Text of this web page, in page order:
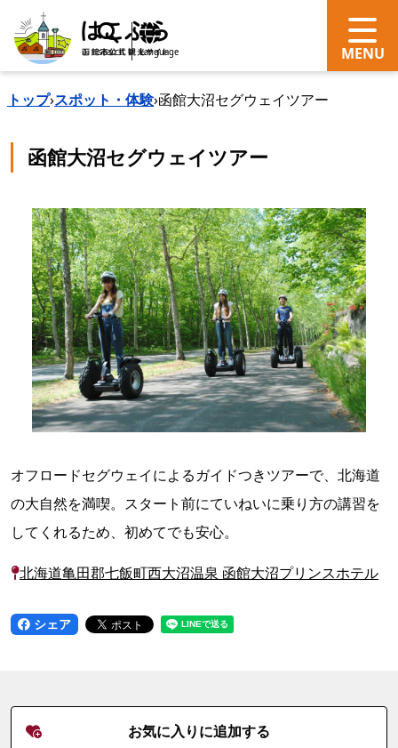
search Language
トップ›スポット・体験›函館大沼セグウェイツアー
函館大沼セグウェイツアー
オフロードセグウェイによるガイドつきツアーで、北海道
の大自然を満喫。スタート前にていねいに乗り方の講習を
してくれるため、初めてでも安心。
北海道亀田郡七飯町西大沼温泉 函館大沼プリンスホテル
シェア
お気に入りに追加する